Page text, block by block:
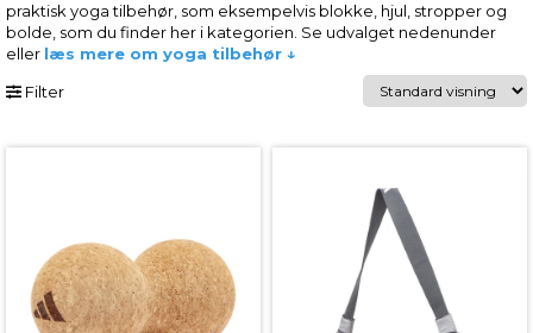
praktisk yoga tilbehør, som eksempelvis blokke, hjul, stropper og
bolde, som du finder her i kategorien. Se udvalget nedenunder
eller læs mere om yoga tilbehør ↓
Filter